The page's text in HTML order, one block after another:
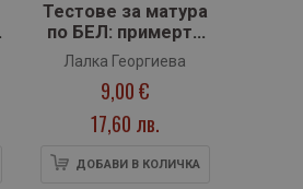
Тестове за матура
по БЕЛ: примерти
тестове, обяснения
и аргументативни
текстове
Лалка Георгиева
9,00 €
17,60 лв.
ДОБАВИ В КОЛИЧКА